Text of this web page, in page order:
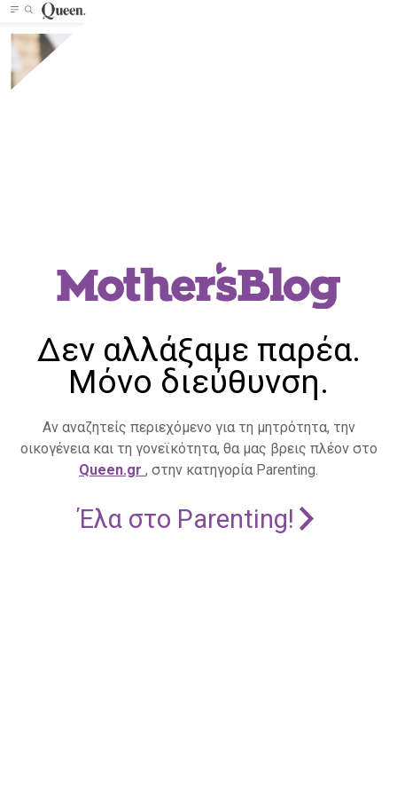
Δεν αλλάξαμε παρέα.
Μόνο διεύθυνση.
Αν αναζητείς περιεχόμενο για τη μητρότητα, την
οικογένεια και τη γονεϊκότητα, θα μας βρεις πλέον στο
Queen.gr , στην κατηγορία Parenting.
Έλα στο Parenting!